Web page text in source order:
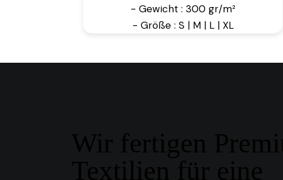
- Gewicht : 300 gr/m²
- Größe : S | M | L | XL